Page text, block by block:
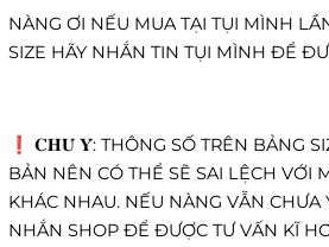
NÀNG ƠI NẾU MUA TẠI TỤI MÌNH
SIZE HÃY NHẮN TIN TỤI MÌNH ĐỂ
❗️ 𝐂𝐇𝐔́ 𝐘́: THÔNG SỐ TRÊN BẢNG
BẢN NÊN CÓ THỂ SẼ SAI LỆCH VỚI
KHÁC NHAU. NẾU NÀNG VẪN CHƯA
NHẮN SHOP ĐỂ ĐƯỢC TƯ VẤN KĨ